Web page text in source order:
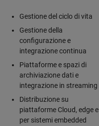
Gestione del ciclo di vita
Gestione della
configurazione e
integrazione continua
Piattaforme e spazi di
archiviazione dati e
integrazione in streaming
Distribuzione su
piattaforme Cloud, edge e
per sistemi embedded